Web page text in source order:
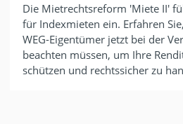
Die Mietrechtsreform 'Miete II'
für Indexmieten ein. Erfahren
WEG-Eigentümer jetzt bei der
beachten müssen, um Ihre
schützen und rechtssicher zu